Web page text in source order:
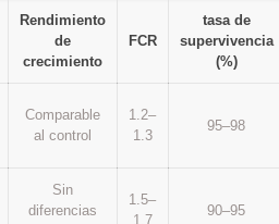
Rendimiento
de
crecimiento
FCR
tasa de
supervivencia
(%)
Comparable
al control
1.2–
1.3
95–98
Sin
diferencias
1.5–
1.7
90–95